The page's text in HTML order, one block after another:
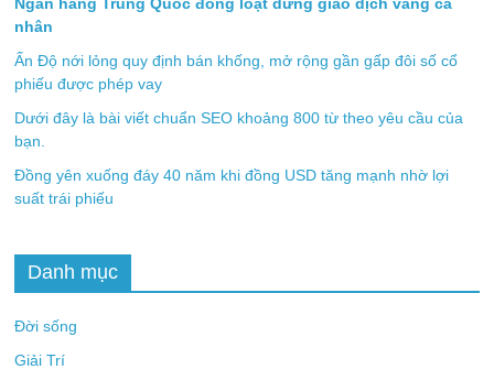
nhân
Ấn Độ nới lỏng quy định bán khống, mở rộng gần gấp đôi số cổ
phiếu được phép vay
Dưới đây là bài viết chuẩn SEO khoảng 800 từ theo yêu cầu của
bạn.
Đồng yên xuống đáy 40 năm khi đồng USD tăng mạnh nhờ lợi
suất trái phiếu
Danh mục
Đời sống
Giải Trí